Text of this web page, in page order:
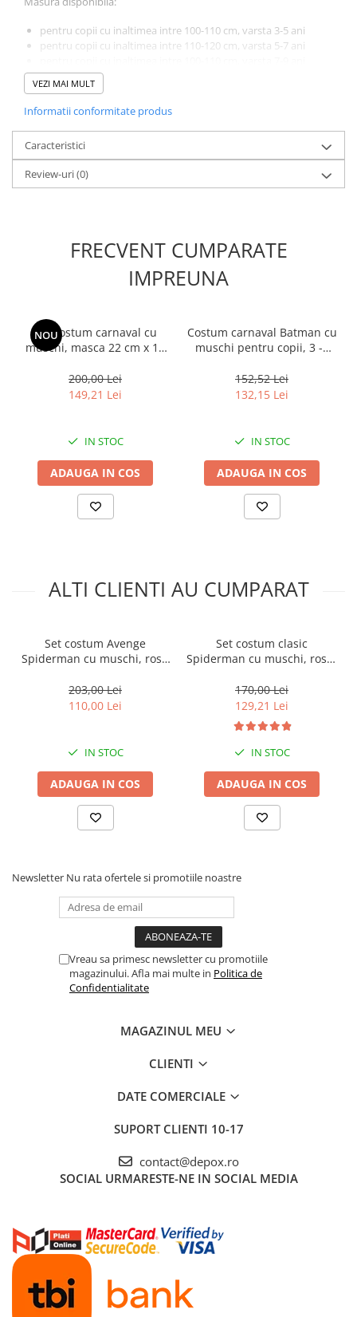
Stative
Cantare electronice comerciale
Masini de gaurit si insurubat
INSTRUMENTE MUZICALE
Accesorii chitara
Accesorii vioara-viola
Chitare clasice
pentru copii cu inaltimea intre 100-110 cm, varsta 3-5 ani
pentru copii cu inaltimea intre 110-120 cm, varsta 5-7 ani
VEZI MAI MULT
Informatii conformitate produs
Caracteristici
Review-uri(0)
FRECVENT CUMPARATE
IMPREUNA
NOU
Set costum carnaval cu
muschi, masca 22 cm x 15
cu LED-uri pentru copii
DEPOX®, 7-9 ani, gri
200,00 Lei
149,21 Lei
IN STOC
ADAUGA IN COS
Costum carnaval Batman cu
muschi pentru copii, 3 -5
152,52 Lei
132,15 Lei
IN STOC
ADAUGA IN COS
ALTI CLIENTI AU CUMPARAT
Set costum Avenge
Spiderman cu muschi, rosu
110-120 cm
203,00 Lei
110,00 Lei
IN STOC
ADAUGA IN COS
Set costum clasic
Spiderman cu muschi, rosu,
LED, 7-9 ani, 120-130 cm
170,00 Lei
129,21 Lei
IN STOC
ADAUGA IN COS
Newsletter Nu rata ofertele si promotiile noastre
Vreau sa primesc newsletter cu promotiile
magazinului. Afla mai multe in Politica de
Confidentialitate
MAGAZINUL MEU
CLIENTI
DATE COMERCIALE
SUPORT CLIENTI 10-17
contact@depox.ro
SOCIAL URMARESTE-NE IN SOCIAL MEDIA